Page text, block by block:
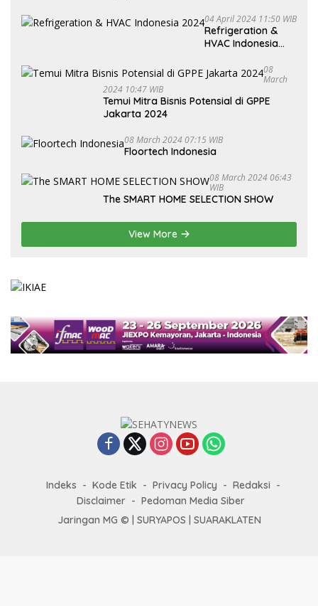
04 April 2024 11:50 WIB
Refrigeration &
HVAC Indonesia
08
March
2024 10:47 WIB
Temui Mitra Bisnis Potensial di GPPE
Jakarta 2024
08 March 2024 07:15 WIB
Floortech Indonesia
08 March 2024 06:43
WIB
The SMART HOME SELECTION SHOW
View More
Indeks Kode Etik Privacy Policy
Redaksi
Disclaimer
Pedoman Media Siber
Jaringan MG © | SURYAPOS SUARAKLATEN